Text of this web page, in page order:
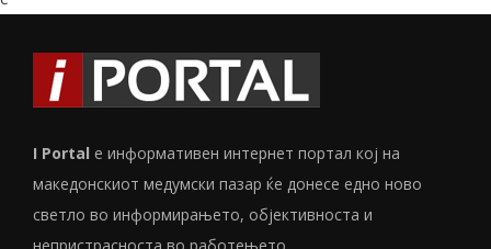
I Portal е информативен интернет портал кој на
македонскиот медумски пазар ќе донесе едно ново
светло во информирањето, објективноста и
непристрасноста во работењето...